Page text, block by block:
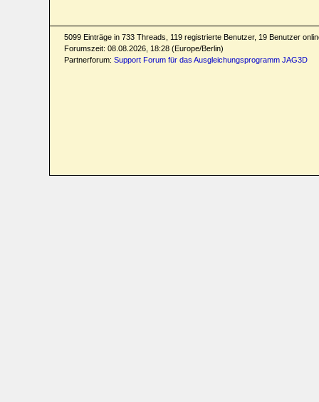
5099 Einträge in 733 Threads, 119 registrierte Benutzer, 19 Benutzer
Forumszeit: 08.08.2026, 18:28 (Europe/Berlin)
Partnerforum: Support Forum für das Ausgleichungsprogramm JAG3D